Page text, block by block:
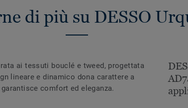
di più su DESSO
ai tessuti bouclé e tweed, progettata
lineare e dinamico dona carattere a
comfort ed eleganza.